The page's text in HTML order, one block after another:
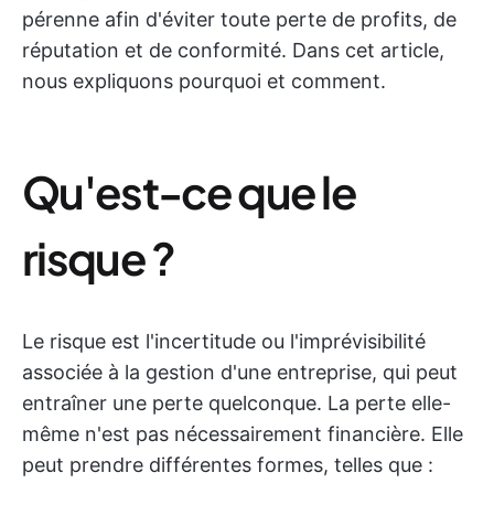
pérenne afin d'éviter toute perte de profits, de
réputation et de conformité. Dans cet article,
nous expliquons pourquoi et comment.
Qu'est-ce que le
risque ?
Le risque est l'incertitude ou l'imprévisibilité
associée à la gestion d'une entreprise, qui peut
entraîner une perte quelconque. La perte elle-
même n'est pas nécessairement financière. Elle
peut prendre différentes formes, telles que :